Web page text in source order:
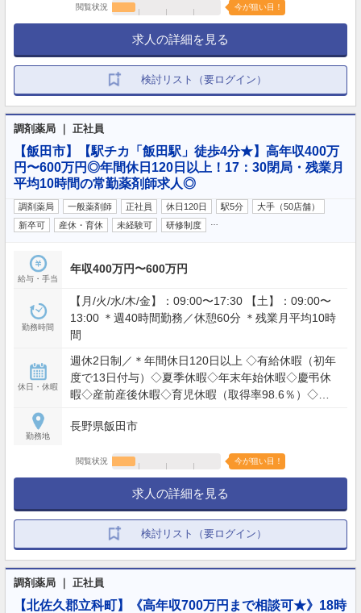
閲覧状況 今が狙い目！
求人の詳細を見る
検討リスト（要ログイン）
調剤薬局 ｜ 正社員
【飯田市】【駅チカ「飯田駅」徒歩4分★】高年収400万
円〜600万円◎年間休日120日以上！17：30閉局・残業月
平均10時間の常勤薬剤師求人◎
調剤薬局 一般薬剤師 正社員 休日120日 駅5分
大手（50店舗）
新卒可
産休・育休 未経験可 研修制度
給与・手当
年収400万円〜600万円
勤務時間
【月/火/水/木/金】：09:00〜17:30 【土】：09:00〜
13:00 ＊週40時間勤務／休憩60分 ＊残業月平均10時
間
休日・休暇
週休2日制／＊年間休日120日以上 ◇有給休暇（初年
度で13日付与）◇夏季休暇◇年末年始休暇◇慶弔休
暇◇産前産後休暇◇育児休暇（取得率98.6％）◇特
勤務地
長野県飯田市
閲覧状況 今が狙い目！
求人の詳細を見る
検討リスト（要ログイン）
調剤薬局 ｜ 正社員
【北佐久郡立科町】《高年収700万円まで相談可★》18時